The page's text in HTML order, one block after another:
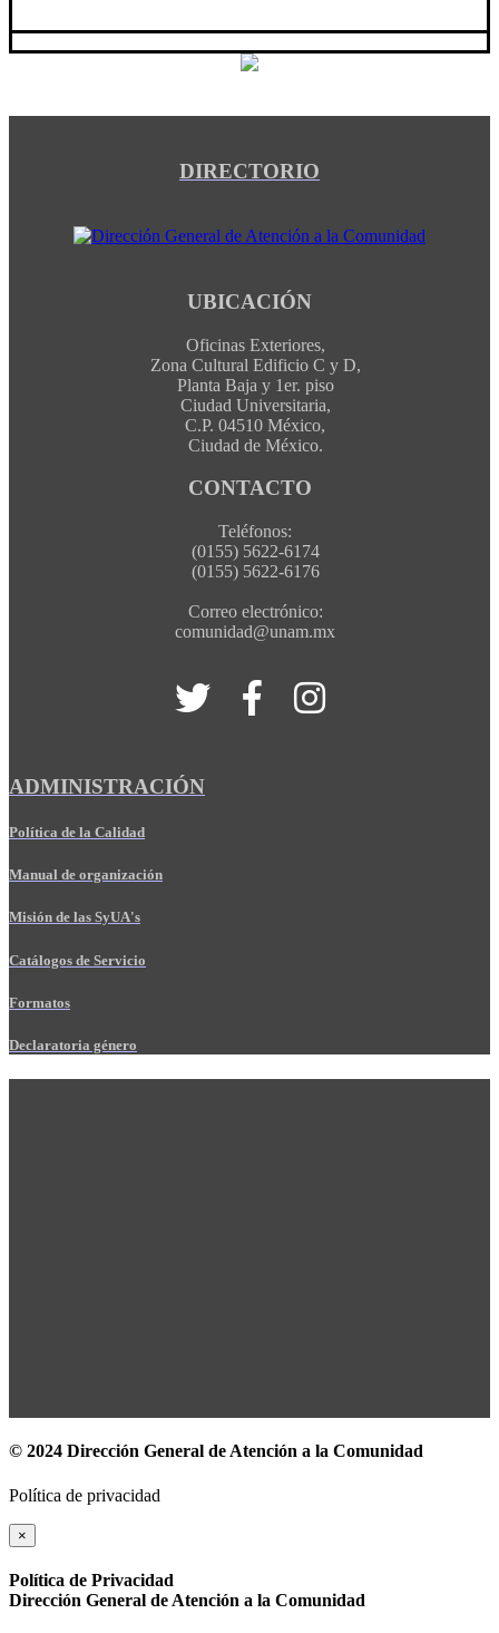
DIRECTORIO
UBICACIÓN
Oficinas Exteriores,
Zona Cultural Edificio C y D,
Planta Baja y 1er. piso
Ciudad Universitaria,
C.P. 04510 México,
Ciudad de México.
CONTACTO
Teléfonos:
(0155) 5622-6174
(0155) 5622-6176
Correo electrónico:
comunidad@unam.mx
ADMINISTRACIÓN
Política de la Calidad
Manual de organización
Misión de las SyUA's
Catálogos de Servicio
Formatos
Declaratoria género
© 2024 Dirección General de Atención a la Comunidad
Política de privacidad
×
Política de Privacidad
Dirección General de Atención a la Comunidad